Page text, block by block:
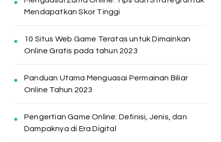
Mendapatkan Skor Tinggi
10 Situs Web Game Teratas untuk Dimainkan
Online Gratis pada tahun 2023
Panduan Utama Menguasai Permainan Biliar
Online Tahun 2023
Pengertian Game Online: Definisi, Jenis, dan
Dampaknya di Era Digital